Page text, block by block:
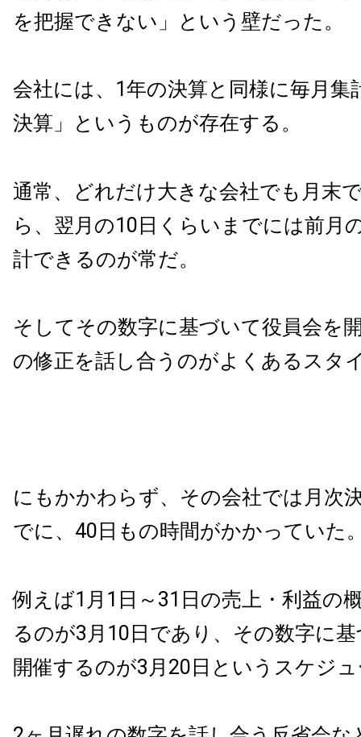
を把握できない」という壁だった。
会社には、1年の決算と同様に毎月集
決算」というものが存在する。
通常、どれだけ大きな会社でも月末
ら、翌月の10日くらいまでには前月
計できるのが常だ。
そしてその数字に基づいて役員会を
の修正を話し合うのがよくあるスタ
にもかかわらず、その会社では月次
でに、40日もの時間がかかっていた
例えば1月1日～31日の売上・利益の
るのが3月10日であり、その数字に
開催するのが3月20日というスケジ